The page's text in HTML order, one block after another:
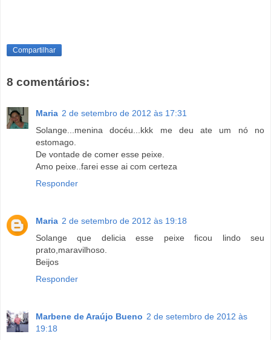
Compartilhar
8 comentários:
Maria 2 de setembro de 2012 às 17:31
Solange...menina docéu...kkk me deu ate um nó no
estomago.
De vontade de comer esse peixe.
Amo peixe..farei esse ai com certeza
Responder
Maria 2 de setembro de 2012 às 19:18
Solange que delicia esse peixe ficou lindo seu
prato,maravilhoso.
Beijos
Responder
Marbene de Araújo Bueno 2 de setembro de 2012 às
19:18